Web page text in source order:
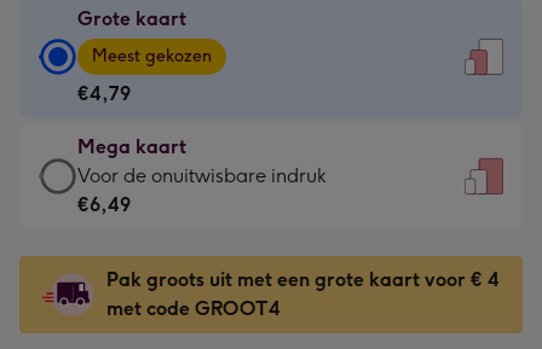
Grote kaart
Grote
kaart
-
€4,79
-
Meest
gekozen
Dimensions:
167
x
Meest gekozen
€4,79
Mega kaart
Mega
kaart
€6,49
-
Voor
Voor de onuitwisbare indruk
€6,49
Pak groots uit met een grote kaart voor € 4
met code GROOT4